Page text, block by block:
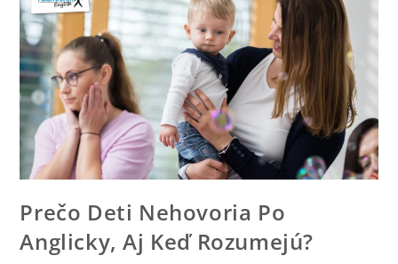
Prečo Deti Nehovoria Po
Anglicky, Aj Keď Rozumejú?